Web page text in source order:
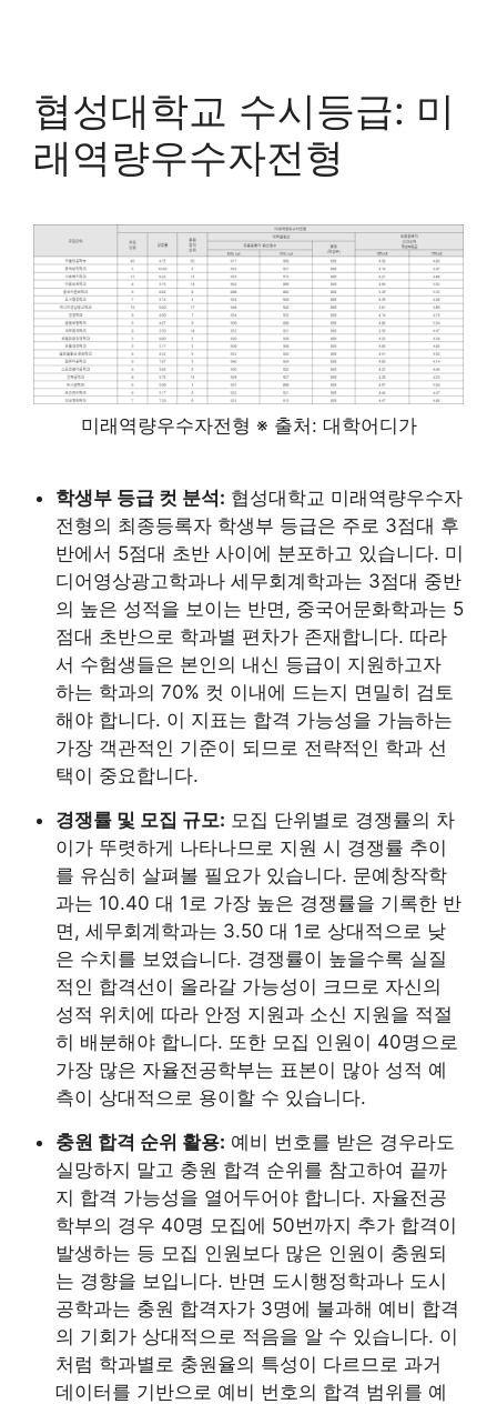
협성대학교 수시등급: 미
래역량우수자전형
미래역량우수자전형 ※ 출처: 대학어디가
학생부 등급 컷 분석: 협성대학교 미래역량우수자
전형의 최종등록자 학생부 등급은 주로 3점대 후
반에서 5점대 초반 사이에 분포하고 있습니다. 미
디어영상광고학과나 세무회계학과는 3점대 중반
의 높은 성적을 보이는 반면, 중국어문화학과는 5
점대 초반으로 학과별 편차가 존재합니다. 따라
서 수험생들은 본인의 내신 등급이 지원하고자
하는 학과의 70% 컷 이내에 드는지 면밀히 검토
해야 합니다. 이 지표는 합격 가능성을 가늠하는
가장 객관적인 기준이 되므로 전략적인 학과 선
택이 중요합니다.
경쟁률 및 모집 규모: 모집 단위별로 경쟁률의 차
이가 뚜렷하게 나타나므로 지원 시 경쟁률 추이
를 유심히 살펴볼 필요가 있습니다. 문예창작학
과는 10.40 대 1로 가장 높은 경쟁률을 기록한 반
면, 세무회계학과는 3.50 대 1로 상대적으로 낮
은 수치를 보였습니다. 경쟁률이 높을수록 실질
적인 합격선이 올라갈 가능성이 크므로 자신의
성적 위치에 따라 안정 지원과 소신 지원을 적절
히 배분해야 합니다. 또한 모집 인원이 40명으로
가장 많은 자율전공학부는 표본이 많아 성적 예
측이 상대적으로 용이할 수 있습니다.
충원 합격 순위 활용: 예비 번호를 받은 경우라도
실망하지 말고 충원 합격 순위를 참고하여 끝까
지 합격 가능성을 열어두어야 합니다. 자율전공
학부의 경우 40명 모집에 50번까지 추가 합격이
발생하는 등 모집 인원보다 많은 인원이 충원되
는 경향을 보입니다. 반면 도시행정학과나 도시
공학과는 충원 합격자가 3명에 불과해 예비 합격
의 기회가 상대적으로 적음을 알 수 있습니다. 이
처럼 학과별로 충원율의 특성이 다르므로 과거
데이터를 기반으로 예비 번호의 합격 범위를 예